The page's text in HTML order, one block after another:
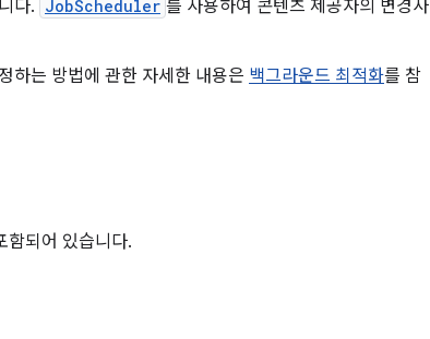
다. JobScheduler 를 사용하여 콘텐츠 제공자의 변경사
하는 방법에 관한 자세한 내용은 백그라운드 최적화를 참
함되어 있습니다.